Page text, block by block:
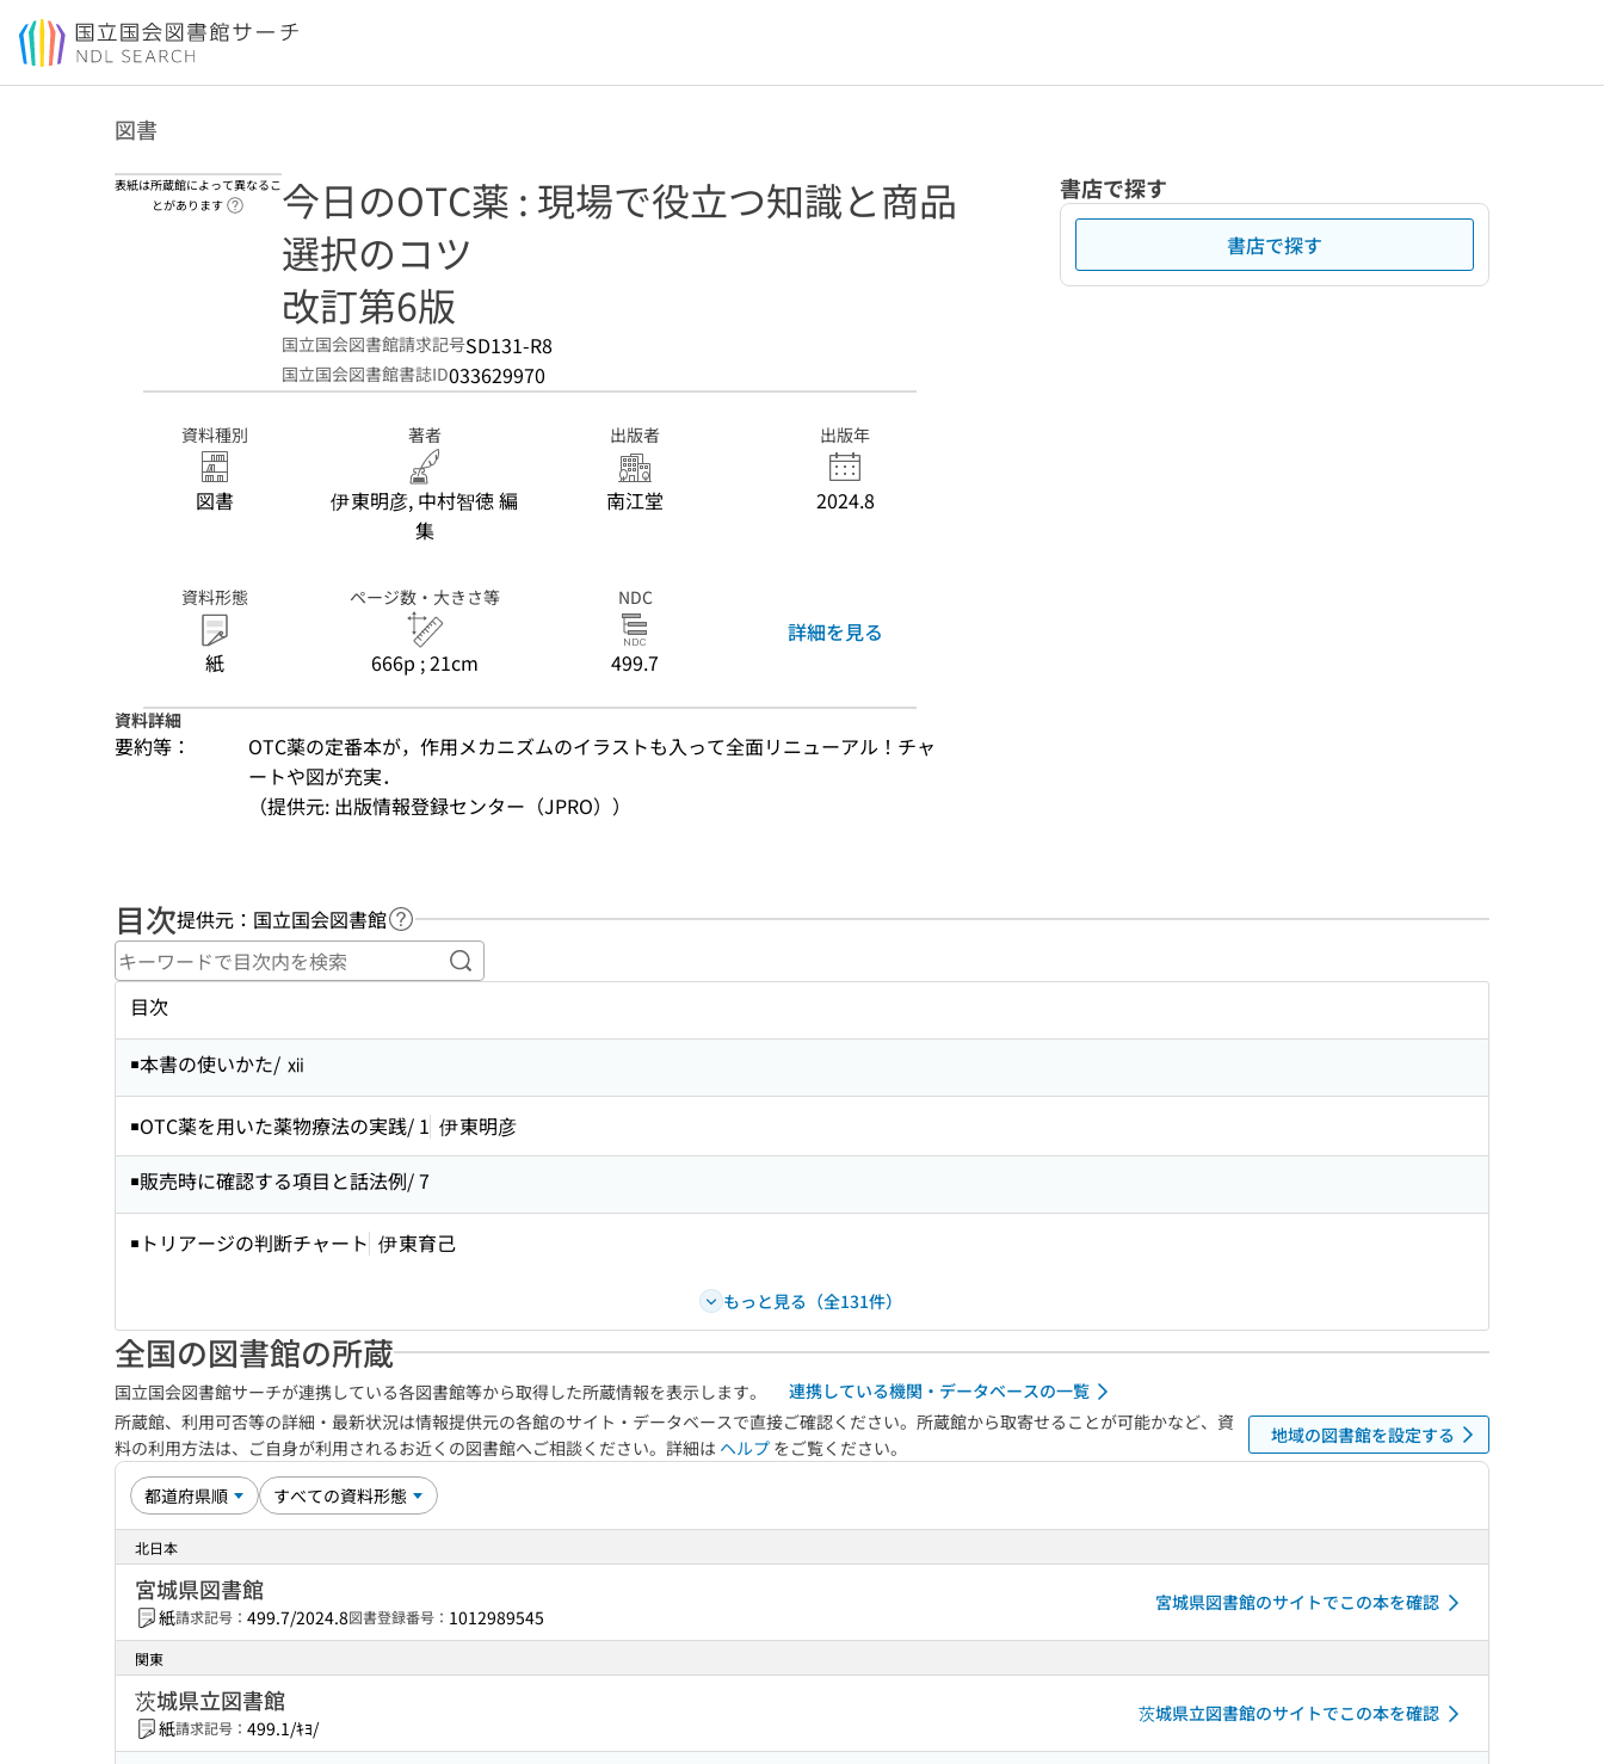
本文へ移動
図書
表紙は所蔵館によって異なるこ
とがあります
ヘルプページへのリンク
今日のOTC薬 : 現場で役立つ知識と商品
選択のコツ
改訂第6版
国立国会図書館請求記号SD131-R8
国立国会図書館書誌ID033629970
資料種別
図書
著者
伊東明彦, 中村智徳 編
集
出版者
南江堂
出版年
2024.8
資料形態
紙
ページ数・大きさ等
666p ; 21cm
NDC
499.7
詳細を見る
資料詳細
要約等：
OTC薬の定番本が，作用メカニズムのイラストも入って全面リニューアル！チャ
ートや図が充実．
（提供元: 出版情報登録センター（JPRO））
書店で探す
書店で探す
目次提供元：国立国会図書館 ヘルプページへのリンク
キーワードで目次内を検索
目次
￭本書の使いかた/ ⅻ
￭OTC薬を用いた薬物療法の実践/ 1 伊東明彦
￭販売時に確認する項目と話法例/ 7
￭トリアージの判断チャート 伊東育己
もっと見る（全131件）
全国の図書館の所蔵
国立国会図書館サーチが連携している各図書館等から取得した所蔵情報を表示します。
連携している機関・データベースの一覧
所蔵館、利用可否等の詳細・最新状況は情報提供元の各館のサイト・データベースで直接ご確認ください。所蔵館から取寄せることが可能かなど、資
料の利用方法は、ご自身が利用されるお近くの図書館へご相談ください。詳細は ヘルプ をご覧ください。
地域の図書館を設定する
北日本
宮城県図書館
紙請求記号： 499.7/2024.8図書登録番号： 1012989545
宮城県図書館のサイトでこの本を確認
関東
茨城県立図書館
紙請求記号： 499.1/ｷﾖ/
茨城県立図書館のサイトでこの本を確認